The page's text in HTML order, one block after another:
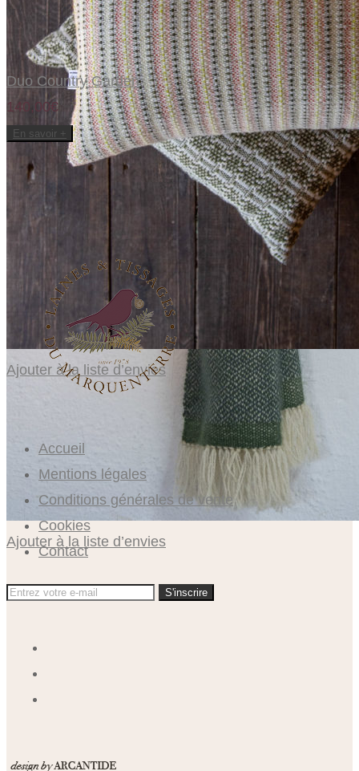
Ajouter à la liste d’envies
Ajouter à la liste d’envies
Ajouter à la liste d’envies
Duo Country Garden
140,00€
En savoir +
Accueil
Mentions légales
Conditions générales de vente
Cookies
Contact
S'inscrire